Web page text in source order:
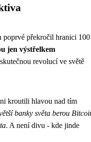
poprvé překročil hranici 100
jen výstřelkem
revolucí ve světě
kroutili hlavou nad tím
banky světa berou
. A není divu - kde jinde